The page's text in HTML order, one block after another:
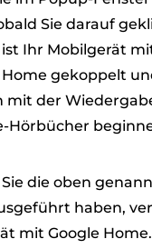
Sie darauf
Ihr Mobilgerät
Home gekoppelt
mit der
Hörbücher
die oben
haben,
mit Google